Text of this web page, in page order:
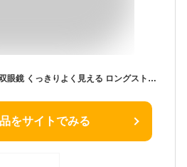
【翌日発送】10倍 APRIO 双眼鏡 くっきりよく見える ロングストラップ付 コンパクト ドーム コンサート 観劇 オペラグラス おすすめ 人気 明るい ライブ スポーツ観戦 用 バードウォッチング 10x21
をサイトでみる